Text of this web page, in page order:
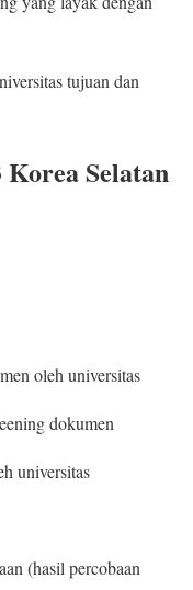
tujuan dan
Korea Selatan
oleh universitas
dokumen
universitas
(hasil percobaan